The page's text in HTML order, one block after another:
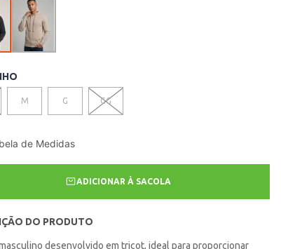
M G GG
de Medidas
ADICIONAR À SACOLA
DO PRODUTO
desenvolvido em tricot, ideal para proporcionar